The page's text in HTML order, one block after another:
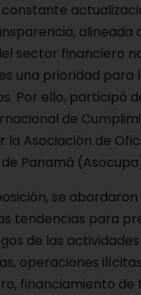
alineada
sector financiero
una prioridad para
Por ello, participó
de
la Asociación de
Panamá
se abordaron
tendencias para
de las
operaciones
financiamiento de